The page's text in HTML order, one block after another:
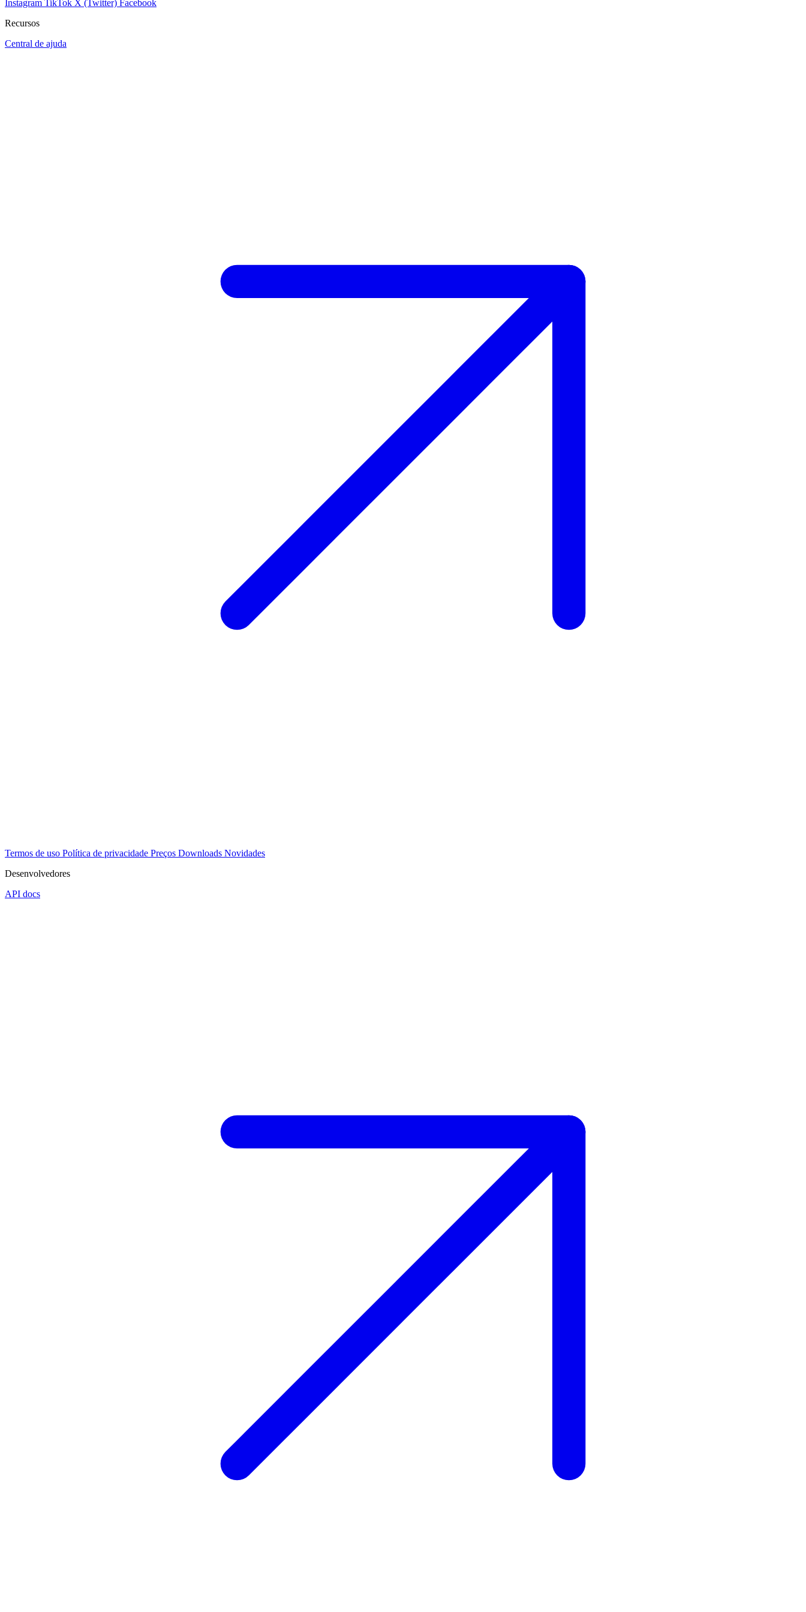
Instagram TikTok X (Twitter) Facebook
Recursos
Central de ajuda
Termos de uso Política de privacidade Preços Downloads Novidades
Desenvolvedores
API docs